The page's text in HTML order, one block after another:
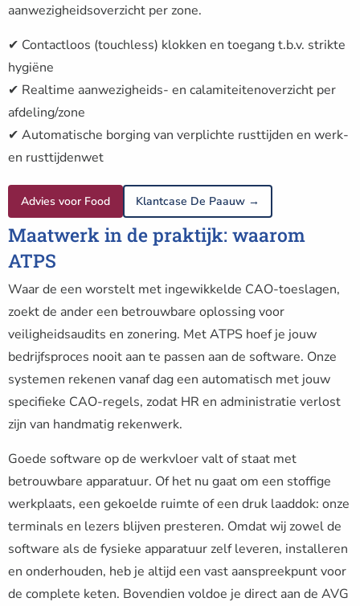
aanwezigheidsoverzicht per zone.
✔ Contactloos (touchless) klokken en toegang t.b.v. strikte
hygiëne
✔ Realtime aanwezigheids- en calamiteitenoverzicht per
afdeling/zone
✔ Automatische borging van verplichte rusttijden en werk-
en rusttijdenwet
Advies voor Food Klantcase De Paauw →
Maatwerk in de praktijk: waarom
ATPS
Waar de een worstelt met ingewikkelde CAO-toeslagen,
zoekt de ander een betrouwbare oplossing voor
veiligheidsaudits en zonering. Met ATPS hoef je jouw
bedrijfsproces nooit aan te passen aan de software. Onze
systemen rekenen vanaf dag een automatisch met jouw
specifieke CAO-regels, zodat HR en administratie verlost
zijn van handmatig rekenwerk.
Goede software op de werkvloer valt of staat met
betrouwbare apparatuur. Of het nu gaat om een stoffige
werkplaats, een gekoelde ruimte of een druk laaddok: onze
terminals en lezers blijven presteren. Omdat wij zowel de
software als de fysieke apparatuur zelf leveren, installeren
en onderhouden, heb je altijd een vast aanspreekpunt voor
de complete keten. Bovendien voldoe je direct aan de AVG